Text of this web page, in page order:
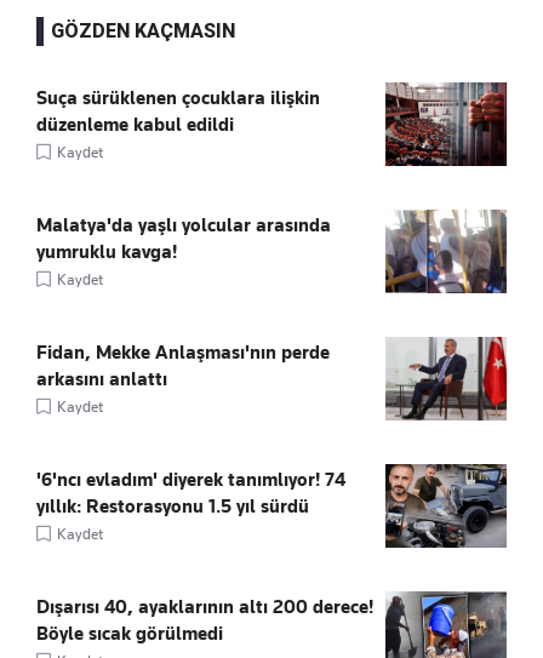
GÖZDEN KAÇMASIN
Suça sürüklenen çocuklara ilişkin
düzenleme kabul edildi
Kaydet
Malatya'da yaşlı yolcular arasında
yumruklu kavga!
Kaydet
Fidan, Mekke Anlaşması'nın perde
arkasını anlattı
Kaydet
'6'ncı evladım' diyerek tanımlıyor! 74
yıllık: Restorasyonu 1.5 yıl sürdü
Kaydet
Dışarısı 40, ayaklarının altı 200 derece!
Böyle sıcak görülmedi